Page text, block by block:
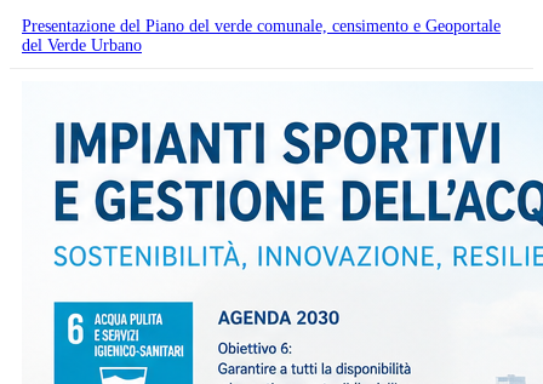
Presentazione del Piano del verde comunale, censimento e Geoportale
del Verde Urbano